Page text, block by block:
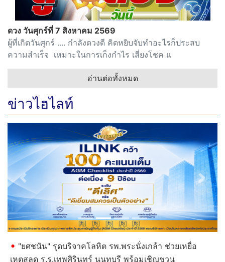
ดวง วันศุกร์ที่ 7 สิงหาคม 2569
ผู้ที่เกิดวันศุกร์ .... กำลังดวงดี คิดหยิบจับทำอะไรก็ประสบ
ความสำเร็จ เหมาะในการเก็งกำไร เสี่ยงโชค แ
อ่านต่อทั้งหมด
ข่าวไฮไลท์
Previous Next
"ยศชนัน" รุดบริจาคโลหิต รพ.พระนั่งเกล้า ช่วยเหยื่อ
เหตุสลด ร.ร.เทพศิรินทร์ นนทบุรี พร้อมเชิญชวน